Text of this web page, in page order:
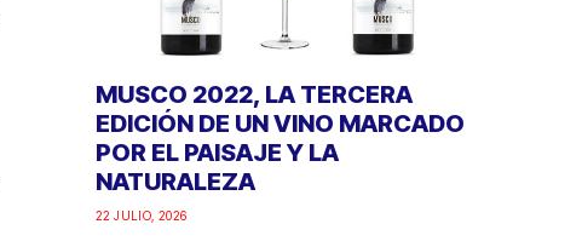
MUSCO 2022, LA TERCERA
EDICIÓN DE UN VINO MARCADO
POR EL PAISAJE Y LA
NATURALEZA
22 JULIO, 2026